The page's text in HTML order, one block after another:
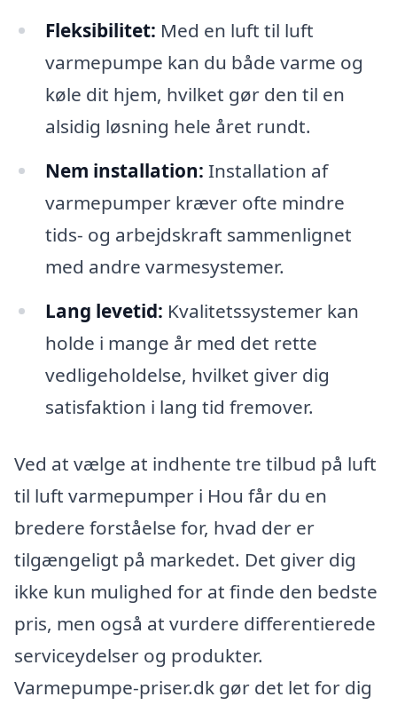
Fleksibilitet: Med en luft til luft
varmepumpe kan du både varme og
køle dit hjem, hvilket gør den til en
alsidig løsning hele året rundt.
Nem installation: Installation af
varmepumper kræver ofte mindre
tids- og arbejdskraft sammenlignet
med andre varmesystemer.
Lang levetid: Kvalitetssystemer kan
holde i mange år med det rette
vedligeholdelse, hvilket giver dig
satisfaktion i lang tid fremover.
Ved at vælge at indhente tre tilbud på luft
til luft varmepumper i Hou får du en
bredere forståelse for, hvad der er
tilgængeligt på markedet. Det giver dig
ikke kun mulighed for at finde den bedste
pris, men også at vurdere differentierede
serviceydelser og produkter.
Varmepumpe-priser.dk gør det let for dig